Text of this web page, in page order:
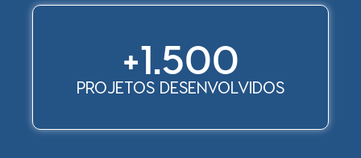
+1.500
PROJETOS DESENVOLVIDOS